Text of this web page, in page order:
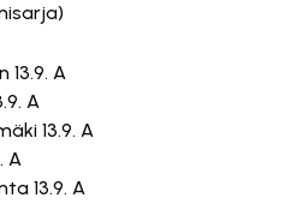
13.9. A
A
13.9. A
A
13.9. A